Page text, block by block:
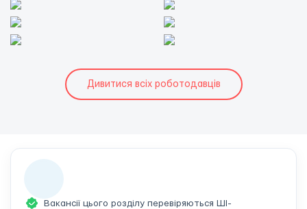
Дивитися всіх роботодавців
Вакансії цього розділу перевіряються ШІ-